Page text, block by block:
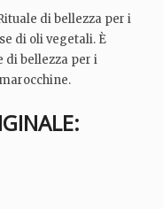
di bellezza per i
di oli vegetali. È
di bellezza per i